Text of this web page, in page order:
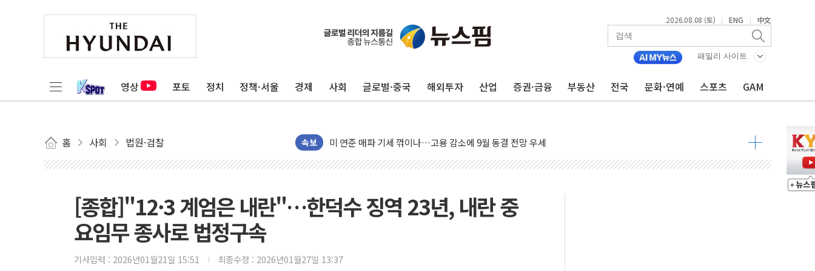
2026.08.08 (토) | ENG | 中文
패밀리 사이트
영상 포토 정치 정책·서울 경제 사회 글로벌·중국 해외투자 산업 증권·금융 부동산 전국 문화·연예 스포츠 GAM
홈 사회 법원·검찰 속보
민주, 오늘 제주·인천 경선 결과 발표...'김민석 재역전 vs 정청래 격차 확대'
한상협, 업계 개인정보 보안 새판 짠다…'자율규제단체' 타진
트럼프, 쿡 연준 이사 해임 재추진…"26일까지 의혹 소명" 요구
유럽증시, 美 고용 예상 밖 부진에 연준 금리 인상 가능성 낮아지며 상승… STOXX 600 지수는 나흘 연속 최고치
[종합] 이슬람 수니파 3국, '공동방위협정' 체결… 이스라엘·이란 위협에 맞설 자체 억지력 강화
트럼프, 백신·자폐증 행정명령 검토…"이르면 다음 주"
이란 핵심 원유 수출항 '하르그섬', 최근 1주일 이상 '올스톱'… 美 해상봉쇄 영향
美 고용 쇼크에 엔화 장중 급등…시장은 "또 개입했나" 촉각
[종합]"12·3 계엄은 내란"…한덕수 징역 23년, 내란 중
요임무 종사로 법정구속
기사입력 : 2026년01월21일 15:51 최종수정 : 2026년01월27일 13:37